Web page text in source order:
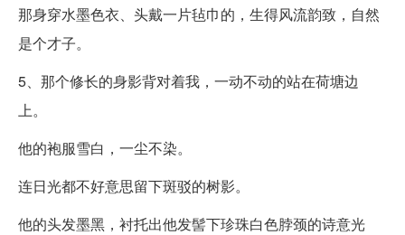
那身穿水墨色衣、头戴一片毡巾的，生得风流韵致，自然
是个才子。
5、那个修长的身影背对着我，一动不动的站在荷塘边
上。
他的袍服雪白，一尘不染。
连日光都不好意思留下斑驳的树影。
他的头发墨黑，衬托出他发髻下珍珠白色脖颈的诗意光